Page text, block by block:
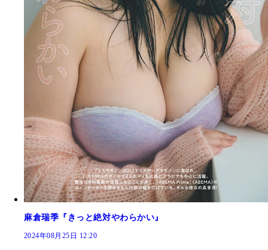
麻倉瑞季『きっと絶対やわらかい』
2024年08月25日 12:20